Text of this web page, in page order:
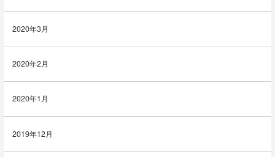
2020年3月
2020年2月
2020年1月
2019年12月